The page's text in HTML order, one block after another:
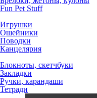
Fun Pet Stuff
Игрушки
Ошейники
Поводки
Канцелярия
Блокноты, скетчбуки
Закладки
Ручки, карандаши
Тетради